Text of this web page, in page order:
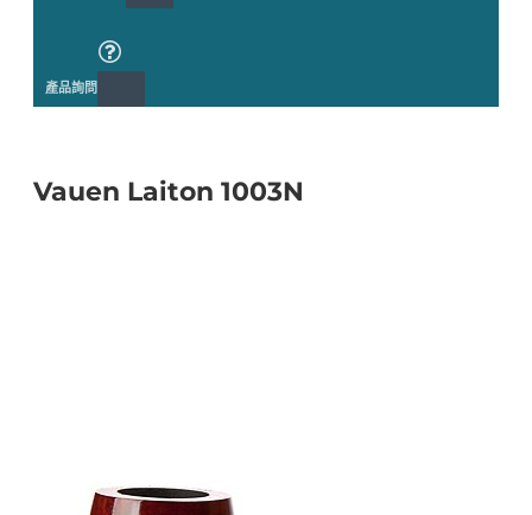
產品詢問
Vauen Laiton 1003N